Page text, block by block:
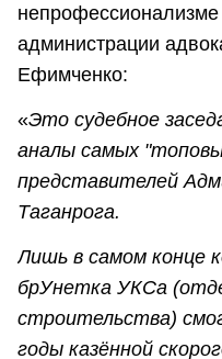
непрофессионализме
администрации
Ефимченко:
«Это судебное
аналы самых
представителей
Таганрога.
Лишь в самом конце
брУнетка УКСа
строительства)
годы казённой